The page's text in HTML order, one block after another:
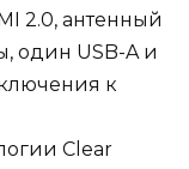
2.0, антенный
один USB-A и
к
Clear